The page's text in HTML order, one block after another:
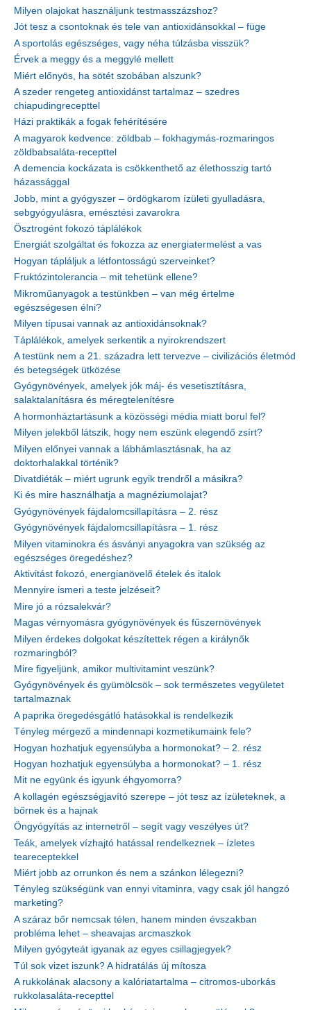
Milyen olajokat használjunk testmasszázshoz?
Jót tesz a csontoknak és tele van antioxidánsokkal – füge
A sportolás egészséges, vagy néha túlzásba visszük?
Érvek a meggy és a meggylé mellett
Miért előnyös, ha sötét szobában alszunk?
A szeder rengeteg antioxidánst tartalmaz – szedres
chiapudingrecepttel
Házi praktikák a fogak fehérítésére
A magyarok kedvence: zöldbab – fokhagymás-rozmaringos
zöldbabsaláta-recepttel
A demencia kockázata is csökkenthető az élethosszig tartó
házassággal
Jobb, mint a gyógyszer – ördögkarom ízületi gyulladásra,
sebgyógyulásra, emésztési zavarokra
Ösztrogént fokozó táplálékok
Energiát szolgáltat és fokozza az energiatermelést a vas
Hogyan tápláljuk a létfontosságú szerveinket?
Fruktózintolerancia – mit tehetünk ellene?
Mikroműanyagok a testünkben – van még értelme
egészségesen élni?
Milyen típusai vannak az antioxidánsoknak?
Táplálékok, amelyek serkentik a nyirokrendszert
A testünk nem a 21. századra lett tervezve – civilizációs életmód
és betegségek ütközése
Gyógynövények, amelyek jók máj- és vesetisztításra,
salaktalanításra és méregtelenítésre
A hormonháztartásunk a közösségi média miatt borul fel?
Milyen jelekből látszik, hogy nem eszünk elegendő zsírt?
Milyen előnyei vannak a lábhámlasztásnak, ha az
doktorhalakkal történik?
Divatdiéták – miért ugrunk egyik trendről a másikra?
Ki és mire használhatja a magnéziumolajat?
Gyógynövények fájdalomcsillapításra – 2. rész
Gyógynövények fájdalomcsillapításra – 1. rész
Milyen vitaminokra és ásványi anyagokra van szükség az
egészséges öregedéshez?
Aktivitást fokozó, energianövelő ételek és italok
Mennyire ismeri a teste jelzéseit?
Mire jó a rózsalekvár?
Magas vérnyomásra gyógynövények és fűszernövények
Milyen érdekes dolgokat készítettek régen a királynők
rozmaringból?
Mire figyeljünk, amikor multivitamint veszünk?
Gyógynövények és gyümölcsök – sok természetes vegyületet
tartalmaznak
A paprika öregedésgátló hatásokkal is rendelkezik
Tényleg mérgező a mindennapi kozmetikumaink fele?
Hogyan hozhatjuk egyensúlyba a hormonokat? – 2. rész
Hogyan hozhatjuk egyensúlyba a hormonokat? – 1. rész
Mit ne együnk és igyunk éhgyomorra?
A kollagén egészségjavító szerepe – jót tesz az ízületeknek, a
bőrnek és a hajnak
Öngyógyítás az internetről – segít vagy veszélyes út?
Teák, amelyek vízhajtó hatással rendelkeznek – ízletes
teareceptekkel
Miért jobb az orrunkon és nem a szánkon lélegezni?
Tényleg szükségünk van ennyi vitaminra, vagy csak jól hangzó
marketing?
A száraz bőr nemcsak télen, hanem minden évszakban
probléma lehet – sheavajas arcmaszkok
Milyen gyógyteát igyanak az egyes csillagjegyek?
Túl sok vizet iszunk? A hidratálás új mítosza
A rukkolának alacsony a kalóriatartalma – citromos-uborkás
rukkolasaláta-recepttel